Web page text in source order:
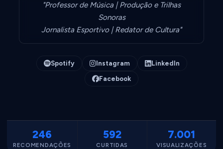
"Professor de Música | Produção e Trilhas
Sonoras
Jornalista Esportivo | Redator de Cultura"
Spotify Instagram LinkedIn
Facebook
246
RECOMENDAÇÕES
592
CURTIDAS
7.001
VISUALIZAÇÕES